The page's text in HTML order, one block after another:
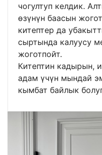
чогултуп келдик.
өзүнүн баасын
китептер да
сыртында калуусу
жоготпойт.
Китептин кадырын,
адам үчүн мындай
кымбат байлык